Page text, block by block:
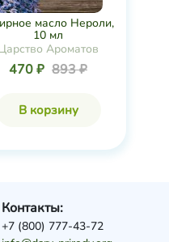
масло Нероли,
10 мл
Ароматов
470 ₽ 893 ₽
В корзину
Контакты:
+7 (800) 777-43-72